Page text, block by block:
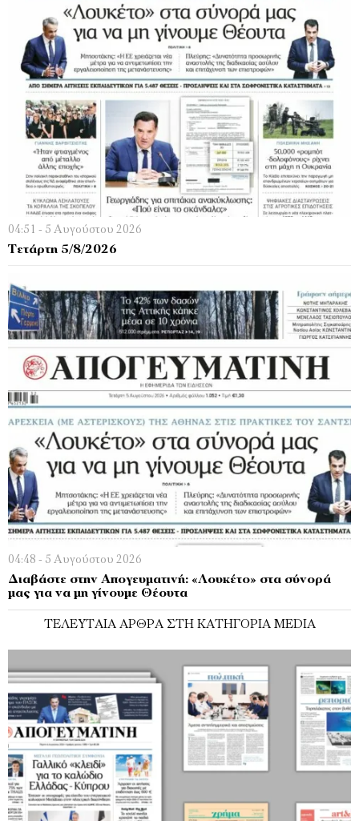
04:51 - 5 Αυγούστου 2026
Τετάρτη 5/8/2026
04:48 - 5 Αυγούστου 2026
Διαβάστε στην Απογευματινή: «Λουκέτο» στα σύνορά
μας για να μη γίνουμε Θέουτα
ΤΕΛΕΥΤΑΊΑ ΆΡΘΡΑ ΣΤΗ ΚΑΤΗΓΟΡΊΑ MEDIA